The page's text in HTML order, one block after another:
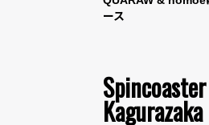
ース
Kagurazaka